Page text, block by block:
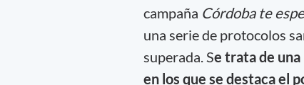
campaña Córdoba te
una serie de protocolos
superada. Se trata de
en los que se destaca el